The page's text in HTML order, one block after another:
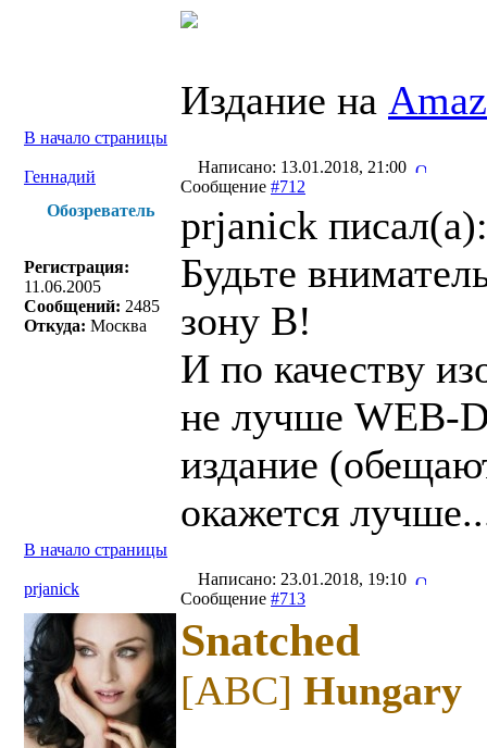
Издание на
В начало страницы
Геннадий
Написано: 13.01.2018, 21:00
Сообщение #712
Обозреватель
Регистрация:
11.06.2005
Сообщений: 2485
Откуда: Москва
prjanick писал(a):
Будьте
зону B!
И по качеству
не лучше WEB-
издание
окажется
В начало страницы
prjanick
Написано: 23.01.2018, 19:10
Сообщение #713
Snatched
[ABC] Hungary